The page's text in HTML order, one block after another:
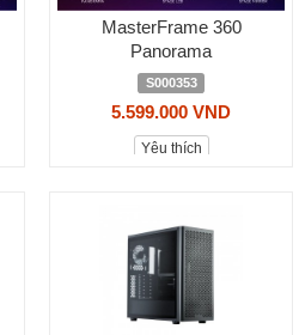
MasterFrame 360
Panorama
S000353
5.599.000 VND
Yêu thích